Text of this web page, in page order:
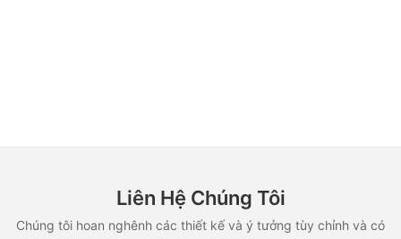
Liên Hệ Chúng Tôi
Chúng tôi hoan nghênh các thiết kế và ý tưởng tùy chỉnh và có